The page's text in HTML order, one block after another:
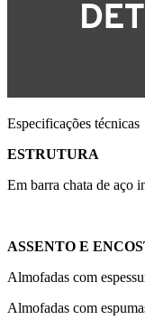
Especificações técnicas
ESTRUTURA
Em barra chata de aço
ASSENTO E
Almofadas com
Almofadas com